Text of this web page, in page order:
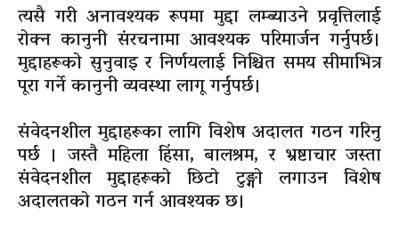
त्यसै गरी अनावश्यक रूपमा मुद्दा लम्ब्याउने प्रवृत्तिलाई
रोक्न कानुनी संरचनामा आवश्यक परिमार्जन गर्नुपर्छ।
मुद्दाहरूको सुनुवाइ र निर्णयलाई निश्चित समय सीमाभित्र
पूरा गर्ने कानुनी व्यवस्था लागू गर्नुपर्छ।
संवेदनशील मुद्दाहरूका लागि विशेष अदालत गठन गरिनु
पर्छ । जस्तै महिला हिंसा, बालश्रम, र भ्रष्टाचार जस्ता
संवेदनशील मुद्दाहरूको छिटो टुङ्गो लगाउन विशेष
अदालतको गठन गर्न आवश्यक छ।